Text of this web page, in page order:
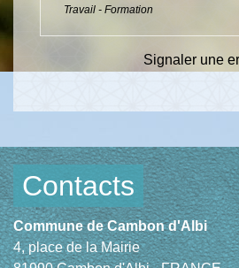
Travail - Formation
Signaler une
Contacts
Commune de Cambon d'Albi
4, place de la Mairie